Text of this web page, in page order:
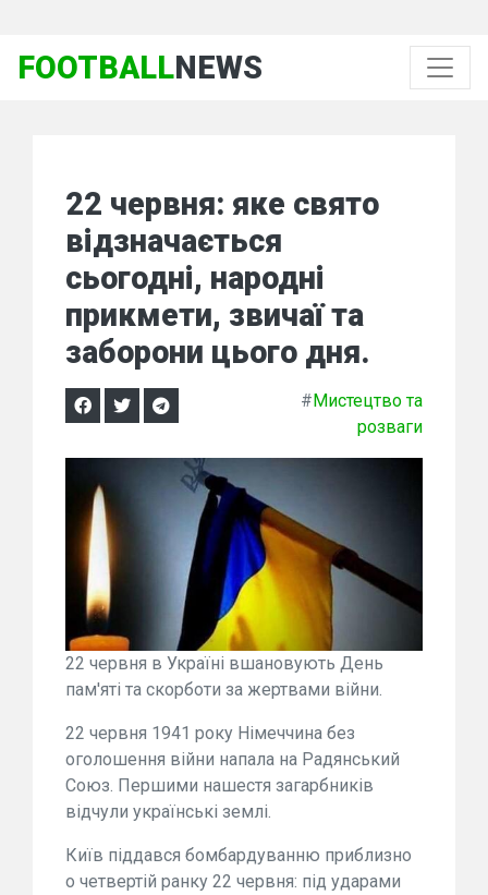
FOOTBALLNEWS
22 червня: яке свято
відзначається
сьогодні, народні
прикмети, звичаї та
заборони цього дня.
#Мистецтво та
розваги
22 червня в Україні вшановують День
пам'яті та скорботи за жертвами війни.
22 червня 1941 року Німеччина без
оголошення війни напала на Радянський
Союз. Першими нашестя загарбників
відчули українські землі.
Київ піддався бомбардуванню приблизно
о четвертій ранку 22 червня: під ударами